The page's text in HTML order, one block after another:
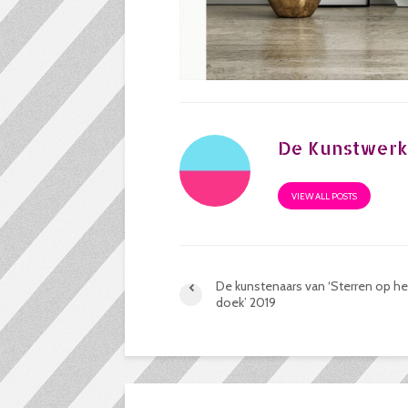
De
VIEW ALL POSTS
De kunstenaars van ‘Sterren op
doek’ 2019